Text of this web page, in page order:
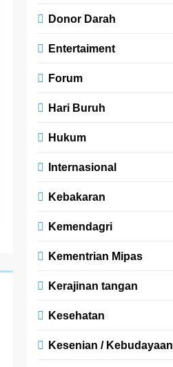
Donor Darah
Entertaiment
Forum
Hari Buruh
Hukum
Internasional
Kebakaran
Kemendagri
Kementrian Mipas
Kerajinan tangan
Kesehatan
Kesenian / Kebudayaan